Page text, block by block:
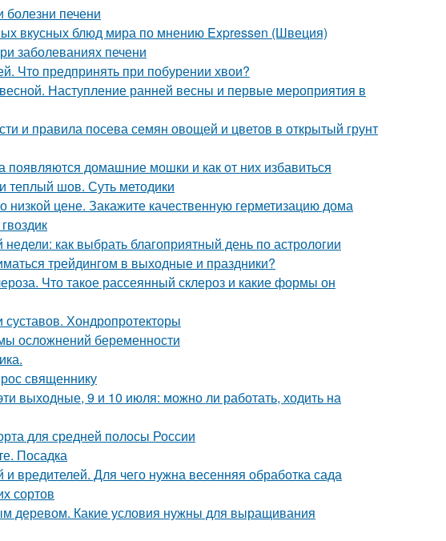
болезни печени
вкусных блюд мира по мнению Expressen (Швеция)
заболеваниях печени
Что предпринять при побурении хвои?
Наступление ранней весны и первые мероприятия в
и правила посева семян овощей и цветов в открытый грунт
появляются домашние мошки и как от них избавиться
теплый шов. Суть методики
цене. Закажите качественную герметизацию дома
как выбрать благоприятный день по астрологии
трейдингом в выходные и праздники?
Что такое рассеянный склероз и какие формы он
Хондропротекторы
осложнений беременности
священнику
выходные, 9 и 10 июля: можно ли работать, ходить на
для средней полосы России
Посадка
вредителей. Для чего нужна весенняя обработка сада
сортов
деревом. Какие условия нужны для выращивания